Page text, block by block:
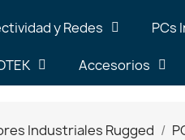
y Redes PCs
Accesorios
Industriales Rugged